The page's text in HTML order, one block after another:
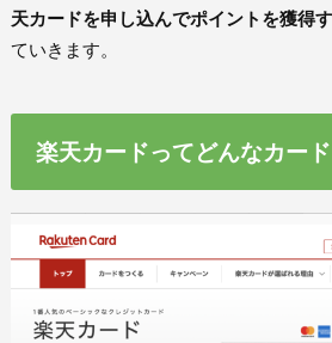
天カードを申し込んでポイントを獲得
ていきます。
楽天カードってどんなカード